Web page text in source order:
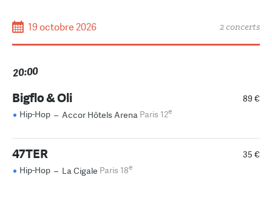
19 octobre 2026 2 concerts
20:00
89 €
Bigflo & Oli
Hip-Hop – Accor Hôtels Arena Paris 12e
35 €
47TER
Hip-Hop – La Cigale Paris 18e